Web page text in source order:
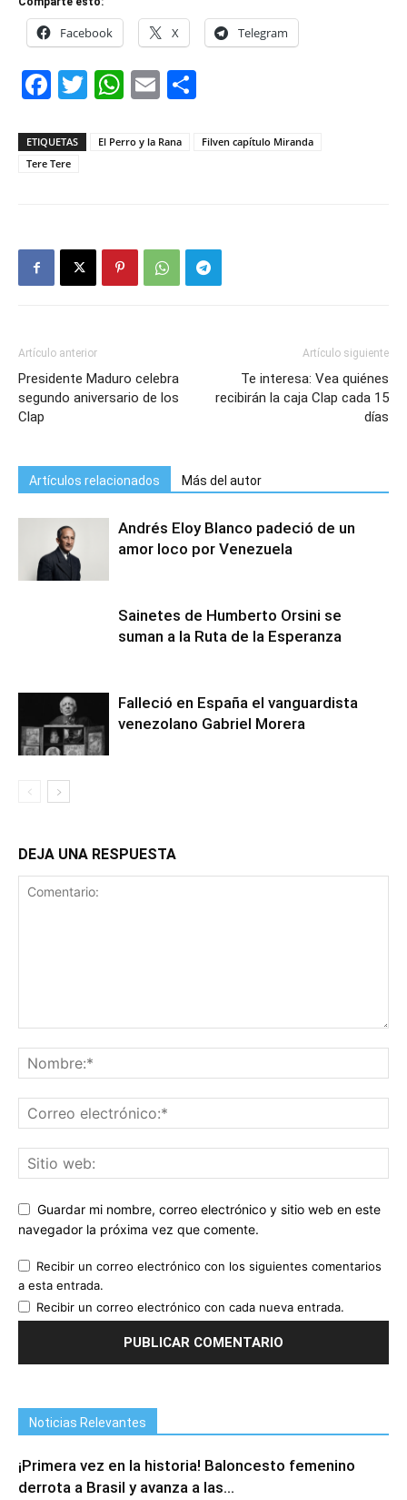
Facebook X Telegram
Facebook
Twitter
WhatsApp
Email
ETIQUETAS El Perro y la Rana
Filven capítulo Miranda
Tere Tere
Artículo anterior
Presidente Maduro celebra
segundo aniversario de los
Clap
Artículo siguiente
Te interesa: Vea quiénes
recibirán la caja Clap cada 15
días
Artículos relacionados Más del autor
Andrés Eloy Blanco padeció de un
amor loco por Venezuela
Sainetes de Humberto Orsini se
suman a la Ruta de la Esperanza
Falleció en España el vanguardista
venezolano Gabriel Morera
DEJA UNA RESPUESTA
Guardar mi nombre, correo electrónico y sitio web en este
navegador la próxima vez que comente.
Recibir un correo electrónico con los siguientes comentarios
a esta entrada.
Recibir un correo electrónico con cada nueva entrada.
Noticias Relevantes
¡Primera vez en la historia! Baloncesto femenino
derrota a Brasil y avanza a las...